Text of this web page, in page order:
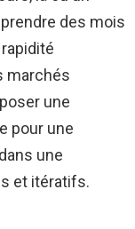
des mois
marchés
une
pour une
une
et itératifs.